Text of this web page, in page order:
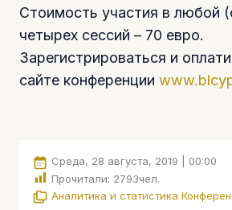
Стоимость участия в любой
четырех сессий – 70 евро.
Зарегистрироваться и
сайте конференции
Среда, 28 августа, 2019 | 00:00
Прочитали: 2793чел.
Аналитика и статистика